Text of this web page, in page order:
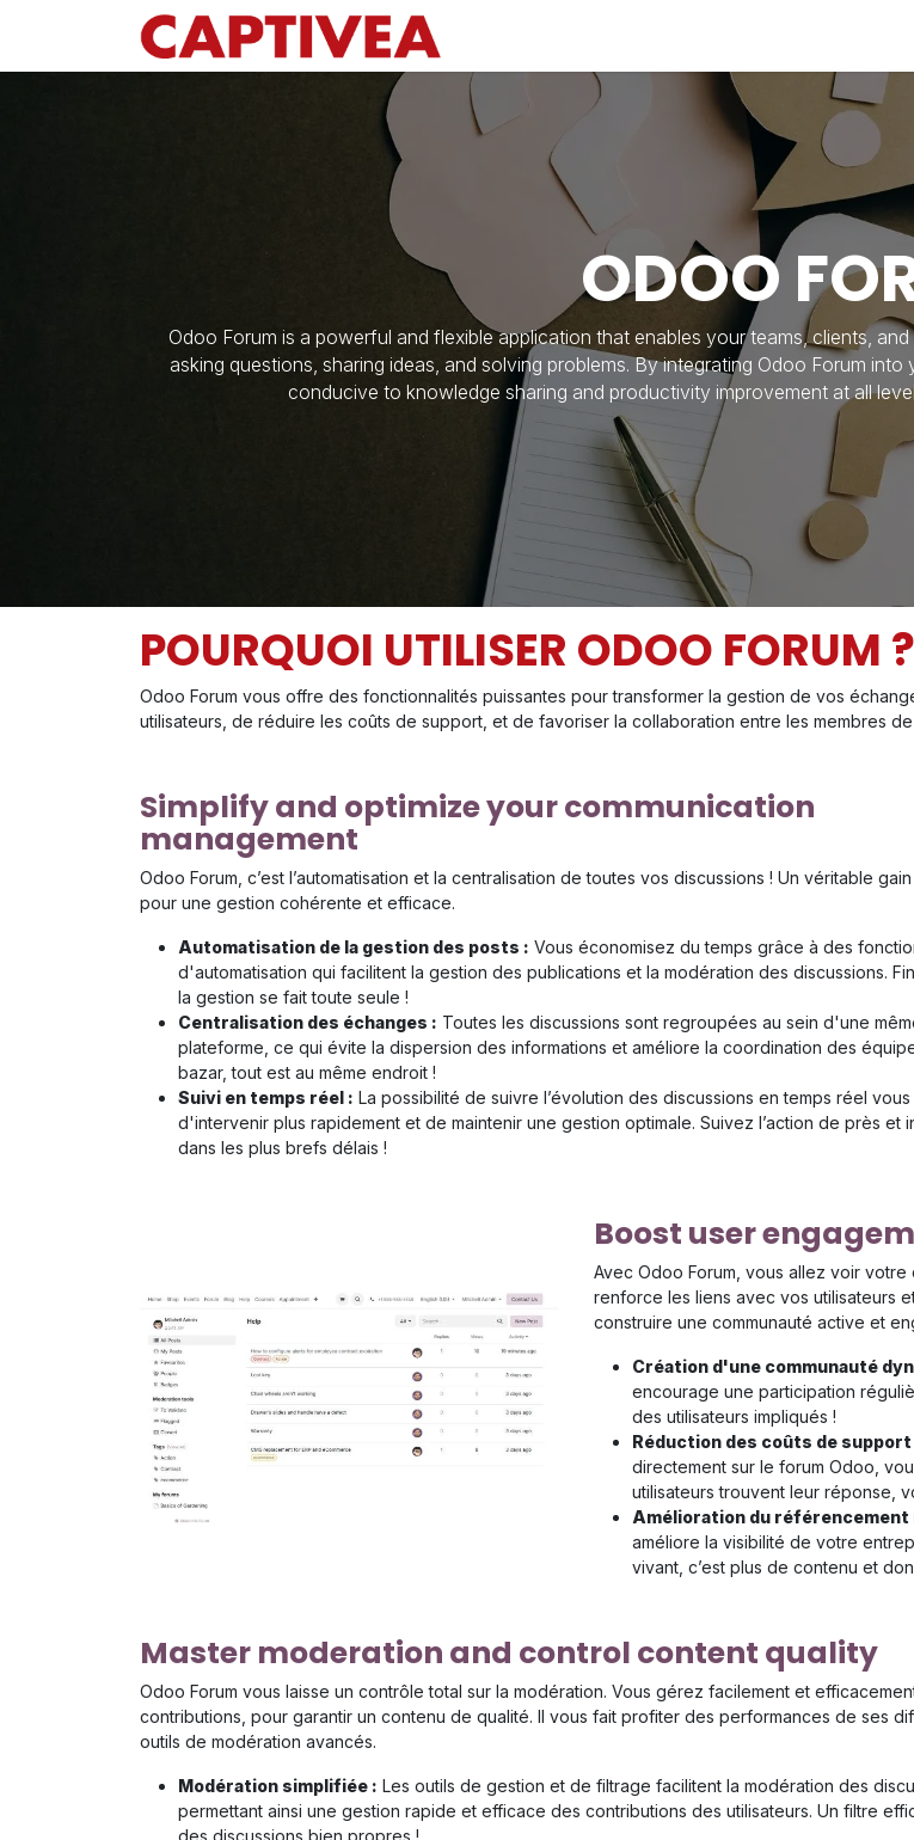
Se rendre au contenu
ODOO
Odoo Forum is a powerful and flexible application that enables your teams, clients,
asking questions, sharing ideas, and solving problems. By integrating Odoo Forum
conducive to knowledge sharing and productivity improvement at all
POURQUOI UTILISER ODOO FORUM ?
Odoo Forum vous offre des fonctionnalités puissantes pour transformer la gestion de vos
utilisateurs, de réduire les coûts de support, et de favoriser la collaboration entre les membres de
Simplify and optimize your communication
management
Odoo Forum, c’est l’automatisation et la centralisation de toutes vos discussions ! Un véritable
pour une gestion cohérente et efficace.
Automatisation de la gestion des posts : Vous économisez du temps grâce à des
d'automatisation qui facilitent la gestion des publications et la modération des discussions.
la gestion se fait toute seule !
Centralisation des échanges : Toutes les discussions sont regroupées au sein d'une
plateforme, ce qui évite la dispersion des informations et améliore la coordination des
bazar, tout est au même endroit !
Suivi en temps réel : La possibilité de suivre l’évolution des discussions en temps réel
d'intervenir plus rapidement et de maintenir une gestion optimale. Suivez l’action de près et
dans les plus brefs délais !
Boost user
Avec Odoo Forum, vous allez voir
renforce les liens avec vos utilisateurs
construire une communauté active et
Création d'une communauté
encourage une participation
des utilisateurs impliqués !
Réduction des coûts de
directement sur le forum Odoo,
utilisateurs trouvent leur réponse,
Amélioration du référencement
améliore la visibilité de votre
vivant, c’est plus de contenu et
Master moderation and control content quality
Odoo Forum vous laisse un contrôle total sur la modération. Vous gérez facilement et
contributions, pour garantir un contenu de qualité. Il vous fait profiter des performances de ses
outils de modération avancés.
Modération simplifiée : Les outils de gestion et de filtrage facilitent la modération des
permettant ainsi une gestion rapide et efficace des contributions des utilisateurs. Un filtre
des discussions bien propres !